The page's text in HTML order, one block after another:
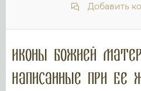
Добавить
Иконы Божией
Написанные при Ее